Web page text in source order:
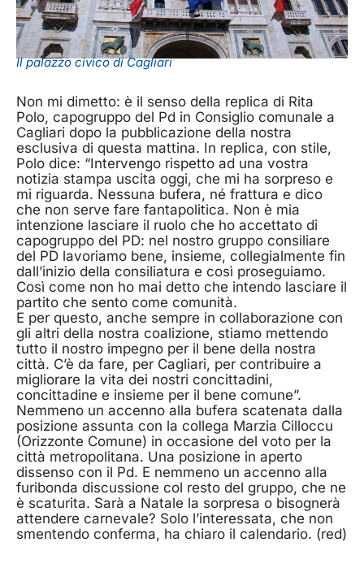
Il palazzo civico di Cagliari
Non mi dimetto: è il senso della replica di Rita
Polo, capogruppo del Pd in Consiglio comunale a
Cagliari dopo la pubblicazione della nostra
esclusiva di questa mattina. In replica, con stile,
Polo dice: “Intervengo rispetto ad una vostra
notizia stampa uscita oggi, che mi ha sorpreso e
mi riguarda. Nessuna bufera, né frattura e dico
che non serve fare fantapolitica. Non è mia
intenzione lasciare il ruolo che ho accettato di
capogruppo del PD: nel nostro gruppo consiliare
del PD lavoriamo bene, insieme, collegialmente fin
dall’inizio della consiliatura e così proseguiamo.
Così come non ho mai detto che intendo lasciare il
partito che sento come comunità.
E per questo, anche sempre in collaborazione con
gli altri della nostra coalizione, stiamo mettendo
tutto il nostro impegno per il bene della nostra
città. C’è da fare, per Cagliari, per contribuire a
migliorare la vita dei nostri concittadini,
concittadine e insieme per il bene comune”.
Nemmeno un accenno alla bufera scatenata dalla
posizione assunta con la collega Marzia Cilloccu
(Orizzonte Comune) in occasione del voto per la
città metropolitana. Una posizione in aperto
dissenso con il Pd. E nemmeno un accenno alla
furibonda discussione col resto del gruppo, che ne
è scaturita. Sarà a Natale la sorpresa o bisognerà
attendere carnevale? Solo l’interessata, che non
smentendo conferma, ha chiaro il calendario. (red)